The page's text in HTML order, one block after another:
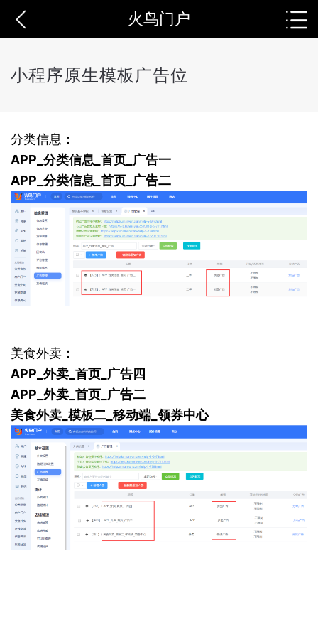
火鸟门户
小程序原生模板广告位
分类信息：
APP_分类信息_首页_广告一
APP_分类信息_首页_广告二
美食外卖：
APP_外卖_首页_广告四
APP_外卖_首页_广告二
美食外卖_模板二_移动端_领券中心